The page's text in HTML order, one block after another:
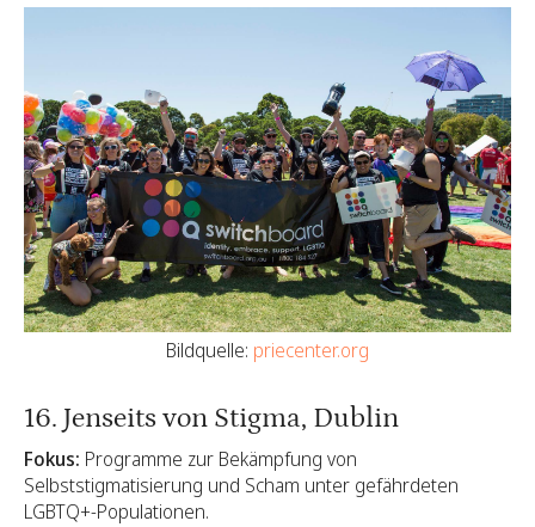
Bildquelle: priecenter.org
16. Jenseits von Stigma, Dublin
Fokus: Programme zur Bekämpfung von
Selbststigmatisierung und Scham unter gefährdeten
LGBTQ+-Populationen.